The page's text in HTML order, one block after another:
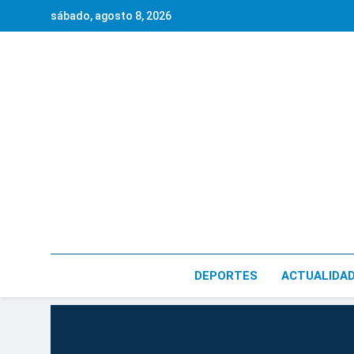
sábado, agosto 8, 2026
DEPORTES